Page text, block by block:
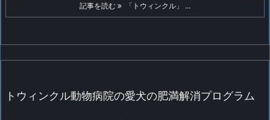
記事を読む 「トウィンクル」 ...
トウィンクル動物病院の愛犬の肥満解消プログラム